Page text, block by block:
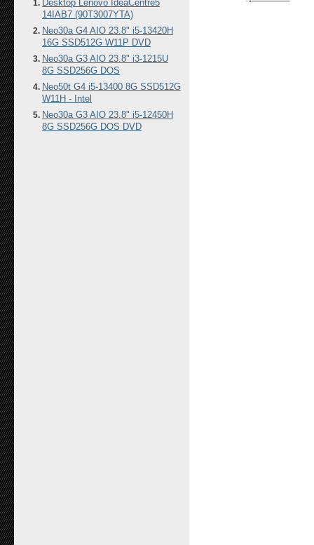
Desktop Lenovo IdeaCentre5
14IAB7 (90T3007YTA)
Neo30a G4 AIO 23.8" i5-13420H
16G SSD512G W11P DVD
Neo30a G3 AIO 23.8" i3-1215U
8G SSD256G DOS
Neo50t G4 i5-13400 8G SSD512G
W11H - Intel
Neo30a G3 AIO 23.8" i5-12450H
8G SSD256G DOS DVD